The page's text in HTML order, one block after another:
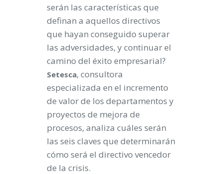
serán las características que
definan a aquellos directivos
que hayan conseguido superar
las adversidades, y continuar el
camino del éxito empresarial?
Setesca, consultora
especializada en el incremento
de valor de los departamentos y
proyectos de mejora de
procesos, analiza cuáles serán
las seis claves que determinarán
cómo será el directivo vencedor
de la crisis.